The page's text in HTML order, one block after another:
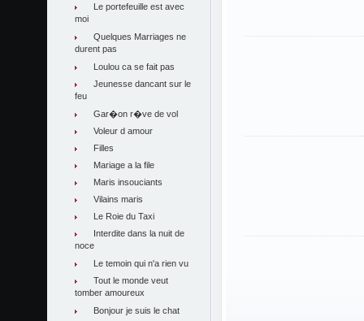
Le portefeuille est avec
moi
Quelques Marriages ne
durent pas
Loulou ca se fait pas
Jeunesse dancant sur le
feu
Gar�on r�ve de vol
Voleur d amour
Filles
Mariage a la file
Maris insouciants
Vilains maris
Le Roie du Taxi
Interdite dans la nuit de
noce
Le temoin qui n'a rien vu
Tout le monde veut
tomber amoureux
Bonjour je suis le chat